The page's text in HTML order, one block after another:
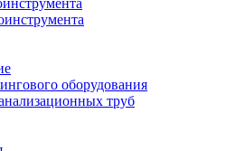
оборудования
труб